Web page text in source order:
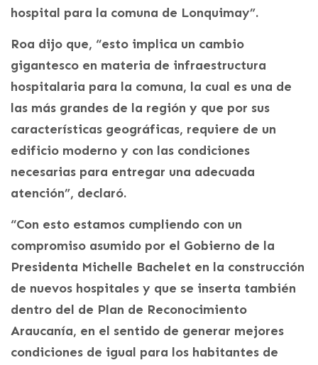
hospital para la comuna de Lonquimay”.
Roa dijo que, “esto implica un cambio
gigantesco en materia de infraestructura
hospitalaria para la comuna, la cual es una de
las más grandes de la región y que por sus
características geográficas, requiere de un
edificio moderno y con las condiciones
necesarias para entregar una adecuada
atención”, declaró.
“Con esto estamos cumpliendo con un
compromiso asumido por el Gobierno de la
Presidenta Michelle Bachelet en la construcción
de nuevos hospitales y que se inserta también
dentro del de Plan de Reconocimiento
Araucanía, en el sentido de generar mejores
condiciones de igual para los habitantes de